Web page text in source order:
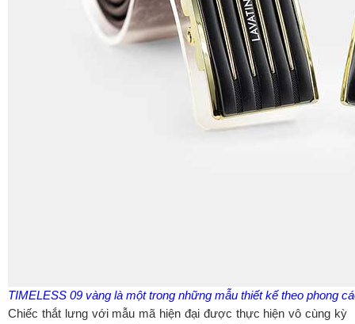
TIMELESS 09 vàng là một trong những mẫu thiết kế theo phong
Chiếc thắt lưng với mẫu mã hiện đại được thực hiện vô cùng kỳ